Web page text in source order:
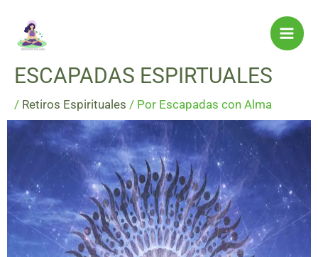
contenido
ESCAPADAS ESPIRTUALES
/ Retiros Espirituales / Por Escapadas con Alma